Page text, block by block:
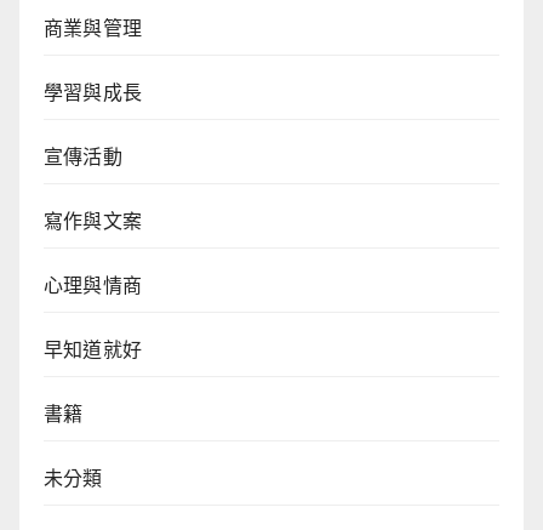
商業與管理
學習與成長
宣傳活動
寫作與文案
心理與情商
早知道就好
書籍
未分類